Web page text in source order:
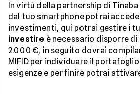
In virtù della partnership di
dal tuo smartphone potrai
investimenti, qui potrai gestire i
investire è necessario disporre di
2.000 €, in seguito dovrai
MIFID per individuare il
esigenze e per finire potrai